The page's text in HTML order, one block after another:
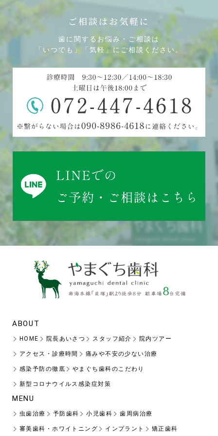
ご相談はお気軽に
歯に関するお悩み・ご相談は
「いつでも」「気軽」にご相談ください。
ABOUT
HOME 院長あいさつ スタッフ紹介 院内ツアー
アクセス・診療時間 痛みや不安の少ない治療
感染予防の徹底 やまぐち歯科のこだわり
新型コロナウイルス感染症対策
MENU
虫歯治療 予防歯科 小児歯科 歯周病治療
審美歯科・ホワイトニング インプラント 矯正歯科